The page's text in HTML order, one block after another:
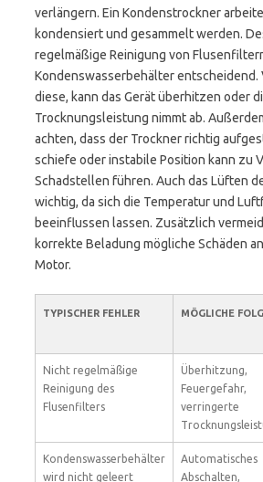
verlängern. Ein Kondenstrockner
kondensiert und gesammelt werden.
regelmäßige Reinigung von
Kondenswasserbehälter entscheidend.
diese, kann das Gerät überhitzen oder
Trocknungsleistung nimmt ab.
achten, dass der Trockner richtig
schiefe oder instabile Position kann zu
Schadstellen führen. Auch das Lüften
wichtig, da sich die Temperatur und
beeinflussen lassen. Zusätzlich
korrekte Beladung mögliche Schäden
Motor.
TYPISCHER FEHLER MÖGLICHE
Nicht regelmäßige
Reinigung des
Flusenfilters
Überhitzung,
Feuergefahr,
verringerte
Kondenswasserbehälter
wird nicht geleert
Automatisches
Abschalten,